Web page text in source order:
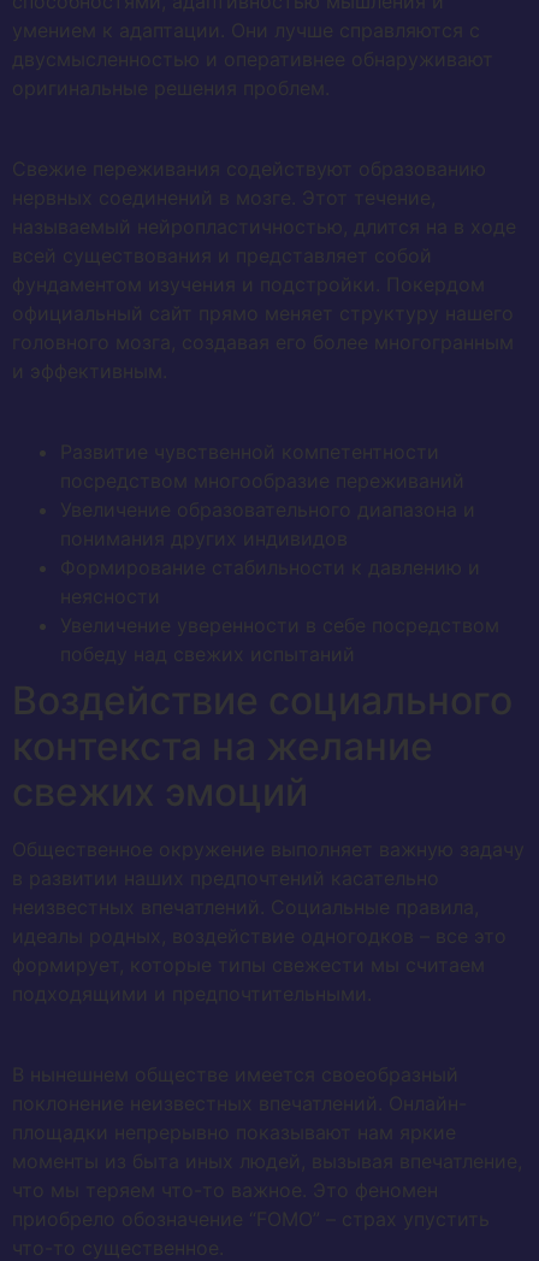
умением к адаптации. Они лучше справляются с
двусмысленностью и оперативнее обнаруживают
оригинальные решения проблем.
Свежие переживания содействуют образованию
нервных соединений в мозге. Этот течение,
называемый нейропластичностью, длится на в ходе
всей существования и представляет собой
фундаментом изучения и подстройки. Покердом
официальный сайт прямо меняет структуру нашего
головного мозга, создавая его более многогранным
и эффективным.
Развитие чувственной компетентности
посредством многообразие переживаний
Увеличение образовательного диапазона и
понимания других индивидов
Формирование стабильности к давлению и
неясности
Увеличение уверенности в себе посредством
победу над свежих испытаний
Воздействие социального
контекста на желание
свежих эмоций
Общественное окружение выполняет важную задачу
в развитии наших предпочтений касательно
неизвестных впечатлений. Социальные правила,
идеалы родных, воздействие одногодков – все это
формирует, которые типы свежести мы считаем
подходящими и предпочтительными.
В нынешнем обществе имеется своеобразный
поклонение неизвестных впечатлений. Онлайн-
площадки непрерывно показывают нам яркие
моменты из быта иных людей, вызывая впечатление,
что мы теряем что-то важное. Это феномен
приобрело обозначение “FOMO” – страх упустить
что-то существенное.